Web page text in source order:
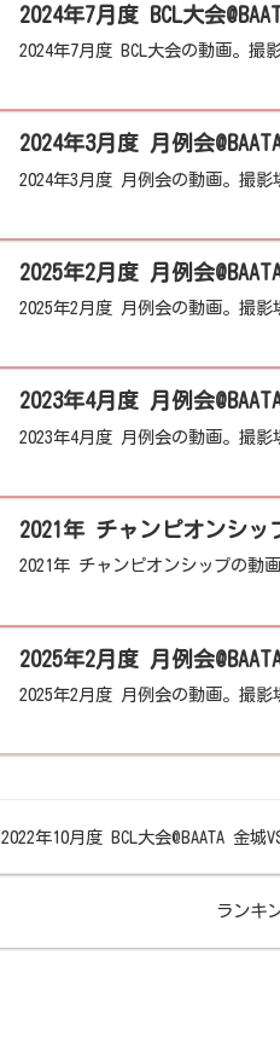
2024年7月度 BCL大会の動画。撮
2024年3月度 月例会
2024年3月度 月例会の動画。撮影
2025年2月度 月例会
2025年2月度 月例会の動画。撮影
2023年4月度 月例会
2023年4月度 月例会の動画。撮影
2021年 チャンピオンシッ
2021年 チャンピオンシップの動
2025年2月度 月例会
2025年2月度 月例会の動画。撮影
2022年10月度 BCL大会@BAATA 金城
ランキ